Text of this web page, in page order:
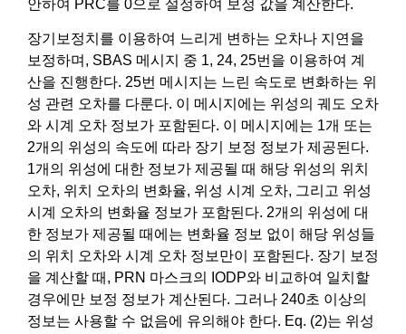
안하여 PRC를 0으로 설정하여 보정 값을 계산한다.
장기보정치를 이용하여 느리게 변하는 오차나 지연을
보정하며, SBAS 메시지 중 1, 24, 25번을 이용하여 계
산을 진행한다. 25번 메시지는 느린 속도로 변화하는 위
성 관련 오차를 다룬다. 이 메시지에는 위성의 궤도 오차
와 시계 오차 정보가 포함된다. 이 메시지에는 1개 또는
2개의 위성의 속도에 따라 장기 보정 정보가 제공된다.
1개의 위성에 대한 정보가 제공될 때 해당 위성의 위치
오차, 위치 오차의 변화율, 위성 시계 오차, 그리고 위성
시계 오차의 변화율 정보가 포함된다. 2개의 위성에 대
한 정보가 제공될 때에는 변화율 정보 없이 해당 위성들
의 위치 오차와 시계 오차 정보만이 포함된다. 장기 보정
을 계산할 때, PRN 마스크의 IODP와 비교하여 일치할
경우에만 보정 정보가 계산된다. 그러나 240초 이상의
정보는 사용할 수 없음에 유의해야 한다. Eq. (2)는 위성